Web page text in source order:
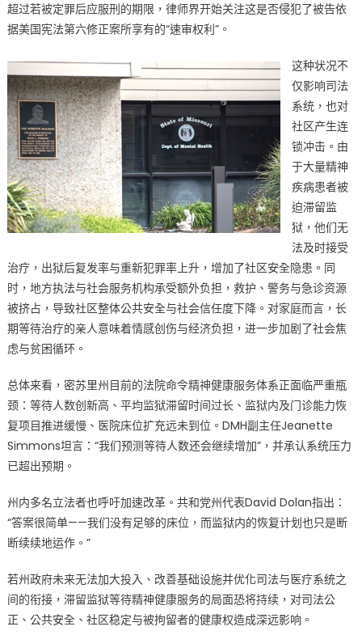
超过若被定罪后应服刑的期限，律师界开始关注这是否侵犯了被告依
据美国宪法第六修正案所享有的“速审权利”。
这种状况不
仅影响司法
系统，也对
社区产生连
锁冲击。由
于大量精神
疾病患者被
迫滞留监
狱，他们无
法及时接受
治疗，出狱后复发率与重新犯罪率上升，增加了社区安全隐患。同
时，地方执法与社会服务机构承受额外负担，救护、警务与急诊资源
被挤占，导致社区整体公共安全与社会信任度下降。对家庭而言，长
期等待治疗的亲人意味着情感创伤与经济负担，进一步加剧了社会焦
虑与贫困循环。
总体来看，密苏里州目前的法院命令精神健康服务体系正面临严重瓶
颈：等待人数创新高、平均监狱滞留时间过长、监狱内及门诊能力恢
复项目推进缓慢、医院床位扩充远未到位。DMH副主任Jeanette
Simmons坦言：“我们预测等待人数还会继续增加”，并承认系统压力
已超出预期。
州内多名立法者也呼吁加速改革。共和党州代表David Dolan指出：
“答案很简单——我们没有足够的床位，而监狱内的恢复计划也只是断
断续续地运作。”
若州政府未来无法加大投入、改善基础设施并优化司法与医疗系统之
间的衔接，滞留监狱等待精神健康服务的局面恐将持续，对司法公
正、公共安全、社区稳定与被拘留者的健康权造成深远影响。